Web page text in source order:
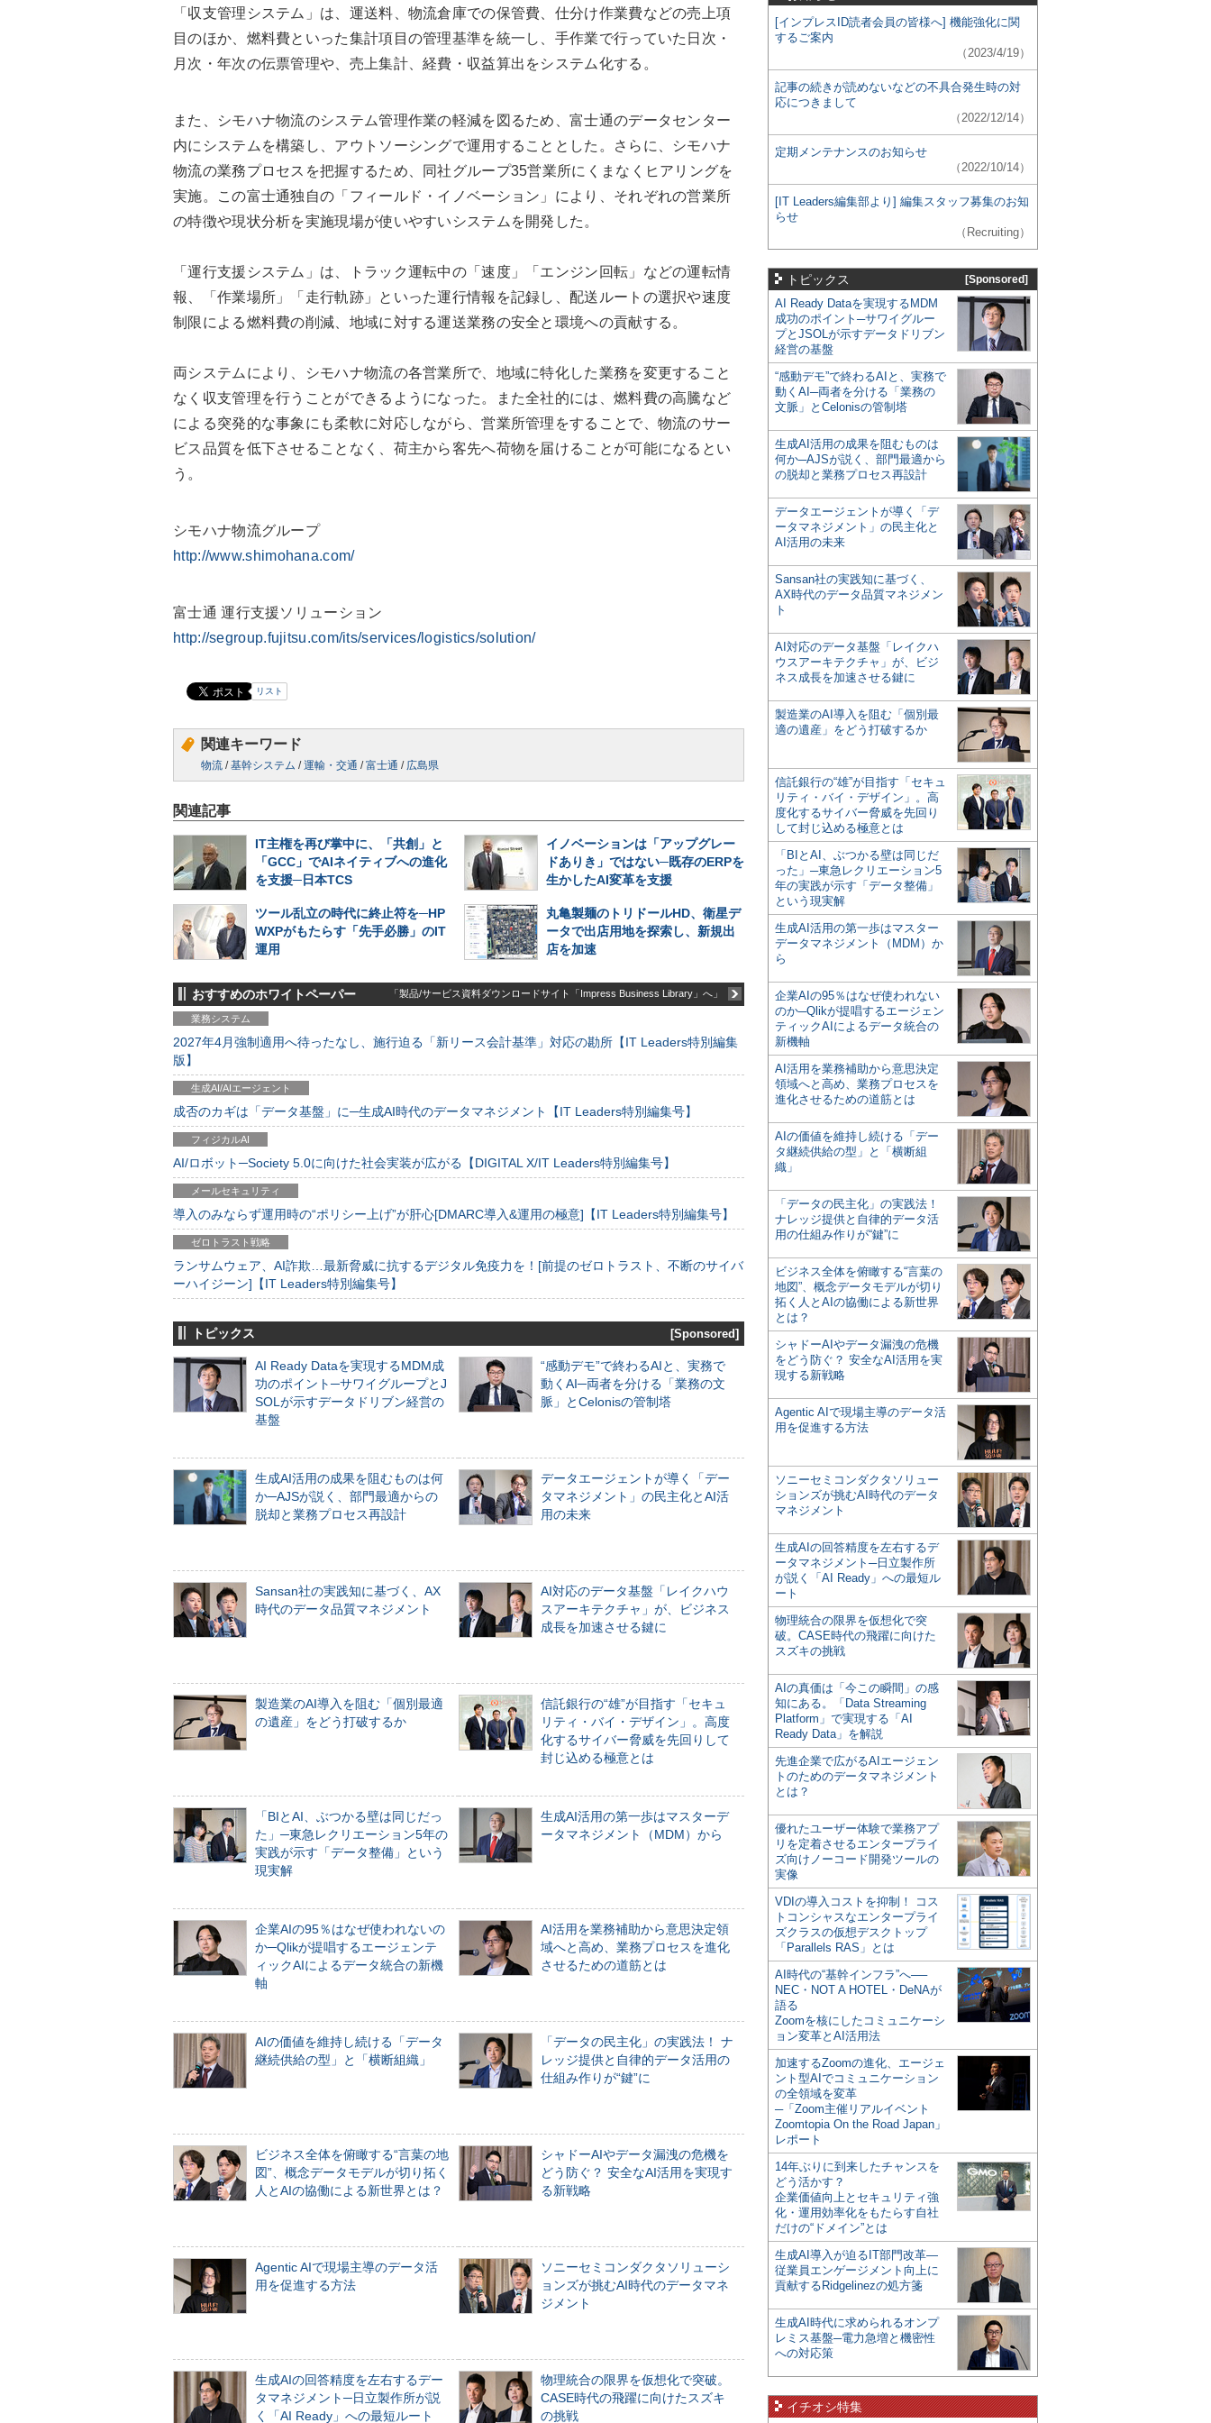
「収支管理システム」は、運送料、物流倉庫での保管費、仕分け作業費などの売上項
目のほか、燃料費といった集計項目の管理基準を統一し、手作業で行っていた日次・
月次・年次の伝票管理や、売上集計、経費・収益算出をシステム化する。
また、シモハナ物流のシステム管理作業の軽減を図るため、富士通のデータセンター
内にシステムを構築し、アウトソーシングで運用することとした。さらに、シモハナ
物流の業務プロセスを把握するため、同社グループ35営業所にくまなくヒアリングを
実施。この富士通独自の「フィールド・イノベーション」により、それぞれの営業所
の特徴や現状分析を実施現場が使いやすいシステムを開発した。
「運行支援システム」は、トラック運転中の「速度」「エンジン回転」などの運転情
報、「作業場所」「走行軌跡」といった運行情報を記録し、配送ルートの選択や速度
制限による燃料費の削減、地域に対する運送業務の安全と環境への貢献する。
両システムにより、シモハナ物流の各営業所で、地域に特化した業務を変更すること
なく収支管理を行うことができるようになった。また全社的には、燃料費の高騰など
による突発的な事象にも柔軟に対応しながら、営業所管理をすることで、物流のサー
ビス品質を低下させることなく、荷主から客先へ荷物を届けることが可能になるとい
う。
シモハナ物流グループ
http://www.shimohana.com/
富士通 運行支援ソリューション
http://segroup.fujitsu.com/its/services/logistics/solution/
リスト
関連キーワード
物流 /基幹システム /運輸・交通 /富士通 / 広島県
関連記事
IT主権を再び掌中に、「共創」と
「GCC」でAIネイティブへの進化
を支援─日本TCS
イノベーションは「アップグレー
ドありき」ではない─既存のERPを
生かしたAI変革を支援
ツール乱立の時代に終止符を─HP
WXPがもたらす「先手必勝」のIT
運用
丸亀製麺のトリドールHD、衛星デ
ータで出店用地を探索し、新規出
店を加速
おすすめのホワイトペーパー 「製品/サービス資料ダウンロードサイト「Impress Business Library」へ」
業務システム
2027年4月強制適用へ待ったなし、施行迫る「新リース会計基準」対応の勘所【IT Leaders特別編集
版】
生成AI/AIエージェント
成否のカギは「データ基盤」に─生成AI時代のデータマネジメント【IT Leaders特別編集号】
フィジカルAI
AI/ロボット─Society 5.0に向けた社会実装が広がる【DIGITAL X/IT Leaders特別編集号】
メールセキュリティ
導入のみならず運用時の“ポリシー上げ”が肝心[DMARC導入&運用の極意]【IT Leaders特別編集号】
ゼロトラスト戦略
ランサムウェア、AI詐欺…最新脅威に抗するデジタル免疫力を！[前提のゼロトラスト、不断のサイバ
ーハイジーン]【IT Leaders特別編集号】
トピックス [Sponsored]
AI Ready Dataを実現するMDM成
功のポイント─サワイグループとJ
SOLが示すデータドリブン経営の
基盤
“感動デモ”で終わるAIと、実務で
動くAI─両者を分ける「業務の文
脈」とCelonisの管制塔
生成AI活用の成果を阻むものは何
か─AJSが説く、部門最適からの
脱却と業務プロセス再設計
データエージェントが導く「デー
タマネジメント」の民主化とAI活
用の未来
Sansan社の実践知に基づく、AX
時代のデータ品質マネジメント
AI対応のデータ基盤「レイクハウ
スアーキテクチャ」が、ビジネス
成長を加速させる鍵に
製造業のAI導入を阻む「個別最適
の遺産」をどう打破するか
信託銀行の“雄”が目指す「セキュ
リティ・バイ・デザイン」。高度
化するサイバー脅威を先回りして
封じ込める極意とは
「BIとAI、ぶつかる壁は同じだっ
た」─東急レクリエーション5年の
実践が示す「データ整備」という
現実解
生成AI活用の第一歩はマスターデ
ータマネジメント（MDM）から
企業AIの95％はなぜ使われないの
か─Qlikが提唱するエージェンテ
ィックAIによるデータ統合の新機
軸
AI活用を業務補助から意思決定領
域へと高め、業務プロセスを進化
させるための道筋とは
AIの価値を維持し続ける「データ
継続供給の型」と「横断組織」
「データの民主化」の実践法！ ナ
レッジ提供と自律的データ活用の
仕組み作りが“鍵”に
ビジネス全体を俯瞰する“言葉の地
図”、概念データモデルが切り拓く
人とAIの協働による新世界とは？
シャドーAIやデータ漏洩の危機を
どう防ぐ？ 安全なAI活用を実現す
る新戦略
Agentic AIで現場主導のデータ活
用を促進する方法
ソニーセミコンダクタソリューシ
ョンズが挑むAI時代のデータマネ
ジメント
生成AIの回答精度を左右するデー
タマネジメント─日立製作所が説
く「AI Ready」への最短ルート
物理統合の限界を仮想化で突破。
CASE時代の飛躍に向けたスズキ
の挑戦
[インプレスID読者会員の皆様へ] 機能強化に関
するご案内
（2023/4/19）
記事の続きが読めないなどの不具合発生時の対
応につきまして
（2022/12/14）
定期メンテナンスのお知らせ
（2022/10/14）
[IT Leaders編集部より] 編集スタッフ募集のお知
らせ
（Recruiting）
トピックス [Sponsored]
AI Ready Dataを実現するMDM
成功のポイント─サワイグルー
プとJSOLが示すデータドリブン
経営の基盤
“感動デモ”で終わるAIと、実務で
動くAI─両者を分ける「業務の
文脈」とCelonisの管制塔
生成AI活用の成果を阻むものは
何か─AJSが説く、部門最適から
の脱却と業務プロセス再設計
データエージェントが導く「デ
ータマネジメント」の民主化と
AI活用の未来
Sansan社の実践知に基づく、
AX時代のデータ品質マネジメン
ト
AI対応のデータ基盤「レイクハ
ウスアーキテクチャ」が、ビジ
ネス成長を加速させる鍵に
製造業のAI導入を阻む「個別最
適の遺産」をどう打破するか
信託銀行の“雄”が目指す「セキュ
リティ・バイ・デザイン」。高
度化するサイバー脅威を先回り
して封じ込める極意とは
「BIとAI、ぶつかる壁は同じだ
った」─東急レクリエーション5
年の実践が示す「データ整備」
という現実解
生成AI活用の第一歩はマスター
データマネジメント（MDM）か
ら
企業AIの95％はなぜ使われない
のか─Qlikが提唱するエージェン
ティックAIによるデータ統合の
新機軸
AI活用を業務補助から意思決定
領域へと高め、業務プロセスを
進化させるための道筋とは
AIの価値を維持し続ける「デー
タ継続供給の型」と「横断組
織」
「データの民主化」の実践法！
ナレッジ提供と自律的データ活
用の仕組み作りが“鍵”に
ビジネス全体を俯瞰する“言葉の
地図”、概念データモデルが切り
拓く人とAIの協働による新世界
とは？
シャドーAIやデータ漏洩の危機
をどう防ぐ？ 安全なAI活用を実
現する新戦略
Agentic AIで現場主導のデータ活
用を促進する方法
ソニーセミコンダクタソリュー
ションズが挑むAI時代のデータ
マネジメント
生成AIの回答精度を左右するデ
ータマネジメント─日立製作所
が説く「AI Ready」への最短ル
ート
物理統合の限界を仮想化で突
破。CASE時代の飛躍に向けた
スズキの挑戦
AIの真価は「今この瞬間」の感
知にある。「Data Streaming
Platform」で実現する「AI
Ready Data」を解説
先進企業で広がるAIエージェン
トのためのデータマネジメント
とは？
優れたユーザー体験で業務アプ
リを定着させるエンタープライ
ズ向けノーコード開発ツールの
実像
VDIの導入コストを抑制！ コス
トコンシャスなエンタープライ
ズクラスの仮想デスクトップ
「Parallels RAS」とは
AI時代の“基幹インフラ”へ──
NEC・NOT A HOTEL・DeNAが
語る
Zoomを核にしたコミュニケーシ
ョン変革とAI活用法
加速するZoomの進化、エージェ
ント型AIでコミュニケーション
の全領域を変革
─「Zoom主催リアルイベント
Zoomtopia On the Road Japan」
レポート
14年ぶりに到来したチャンスを
どう活かす？
企業価値向上とセキュリティ強
化・運用効率化をもたらす自社
だけの“ドメイン”とは
生成AI導入が迫るIT部門改革―
従業員エンゲージメント向上に
貢献するRidgelinezの処方箋
生成AI時代に求められるオンプ
レミス基盤─電力急増と機密性
への対応策
イチオシ特集